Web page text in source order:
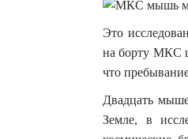
Это
на борту МКС
что
Двадцать
Земле, в